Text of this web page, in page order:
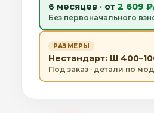
6 месяцев · от 2 609
Без первоначального
РАЗМЕРЫ
Нестандарт: Ш
Под заказ · детали по